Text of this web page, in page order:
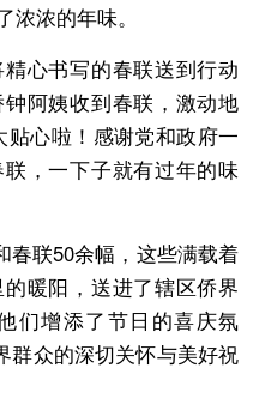
浓的年味。
心书写的春联送到行动
阿姨收到春联，激动地
心啦！感谢党和政府一
，一下子就有过年的味
联50余幅，这些满载着
暖阳，送进了辖区侨界
们增添了节日的喜庆氛
群众的深切关怀与美好祝